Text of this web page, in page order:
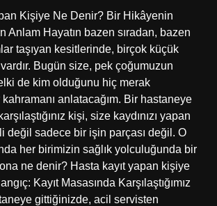
Kişiye Ne Denir? Bir Hikâyenin
Anlam Hayatın bazen sıradan, bazen
taşıyan kesitlerinde, birçok küçük
Bugün size, pek çoğumuzun
de kim olduğunu hiç merak
anlatacağım. Bir hastaneye
kişi, size kaydınızı yapan
değil sadece bir işin parçası değil. O
her birimizin sağlık yolculuğunda bir
ne denir? Hasta kayıt yapan kişiye
Kayıt Masasında Karşılaştığımız
gittiğinizde, acil servisten